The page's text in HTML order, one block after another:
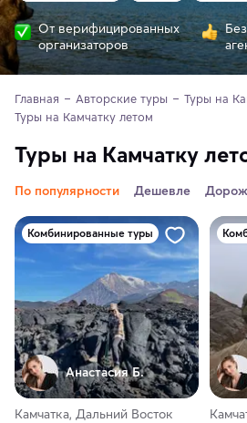
От верифицированных
организаторов
Главная Авторские туры
Туры на
Туры на Камчатку летом
Туры на Камчатку
По популярности Дешевле
Комбинированные туры
Анастасия Б.
Камчатка, Дальний Восток